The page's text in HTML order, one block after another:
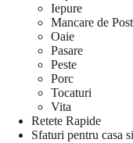
Iepure
Mancare de Post
Oaie
Pasare
Peste
Porc
Tocaturi
Vita
Retete Rapide
Sfaturi pentru casa